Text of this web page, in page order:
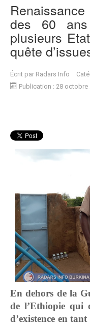
des 60 ans
plusieurs
quête
Écrit par Radars Info
Publication : 28 octobre
En dehors de la
de l’Ethiopie qui
d’existence en